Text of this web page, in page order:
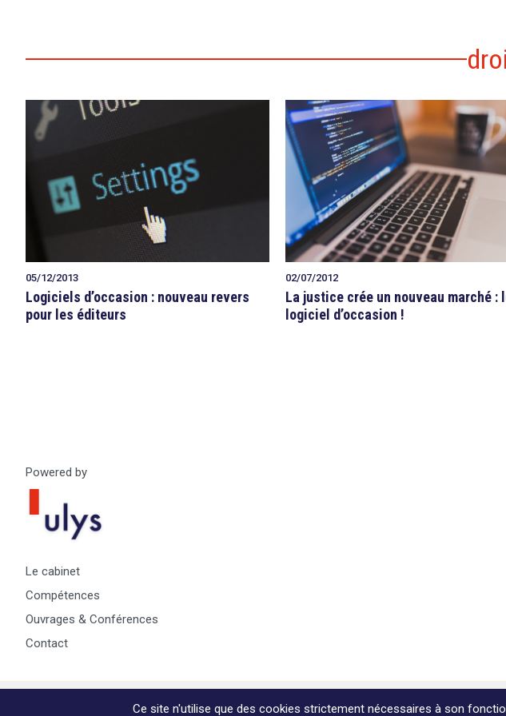
05/12/2013
Logiciels d’occasion : nouveau revers
pour les éditeurs
02/07/2012
La justice crée un nouveau marché :
logiciel d’occasion !
Powered by
Le cabinet
Compétences
Ouvrages & Conférences
Contact
© Copyright Max & Zoé SPRL -Vie Privée- A propos & informations légales
Ce site n'utilise que des cookies strictement nécessaires à son